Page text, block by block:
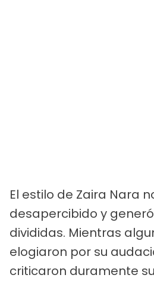
El estilo de Zaira Nara
desapercibido y
divididas. Mientras
elogiaron por su
criticaron duramente